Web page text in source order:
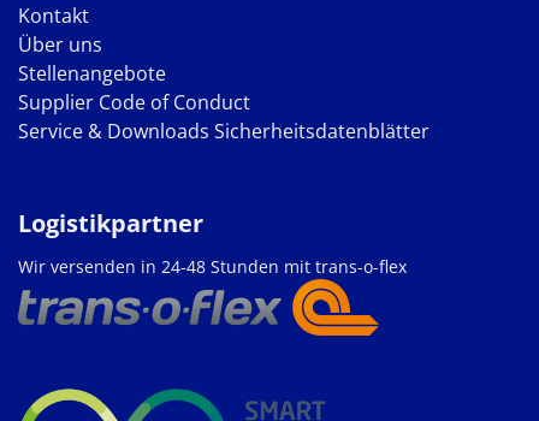
Kontakt
Über uns
Stellenangebote
Supplier Code of Conduct
Service & Downloads Sicherheitsdatenblätter
Logistikpartner
Wir versenden in 24-48 Stunden mit trans-o-flex